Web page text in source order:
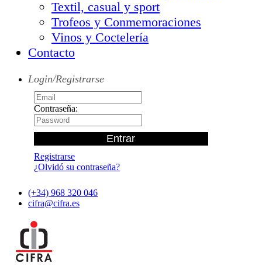
Textil, casual y sport
Trofeos y Conmemoraciones
Vinos y Coctelería
Contacto
Login/Registrarse
Contraseña:
Registrarse
¿Olvidó su contraseña?
(+34) 968 320 046
cifra@cifra.es